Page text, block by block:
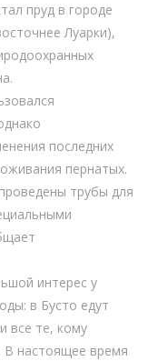
пруд в городе
Луарки),
последних
пернатых.
трубы для
интерес у
в Бусто едут
все те, кому
В настоящее время